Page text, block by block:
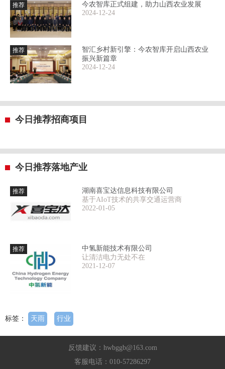
推荐
今农智库正式组建，助力山西农业发展
2024-12-24
推荐
智汇乡村新引擎：今农智库开启山西农业
振兴新篇章
2024-12-24
今日推荐招商项目
今日推荐落地产业
推荐
湖南喜宝达信息科技有限公司
基于AIoT技术的共享交通运营商
2022-01-05
推荐
中氢新能技术有限公司
让清洁电力无处不在
2021-12-07
标签： 天雨 行业
反馈建议：hwbggb@163.com
客服电话：010-57286297